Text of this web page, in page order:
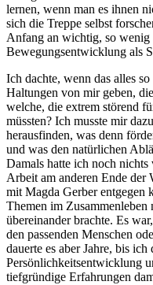
lernen, wenn man es ihnen
sich die Treppe selbst
Anfang an wichtig, so
Bewegungsentwicklung als
Ich dachte, wenn das alles
Haltungen von mir geben,
welche, die extrem störend
müssten? Ich musste mir
herausfinden, was denn
und was den natürlichen
Damals hatte ich noch
Arbeit am anderen Ende der
mit Magda Gerber entgegen
Themen im
übereinander brachte. Es
den passenden Menschen
dauerte es aber Jahre, bis
Persönlichkeitsentwicklung
tiefgründige Erfahrungen